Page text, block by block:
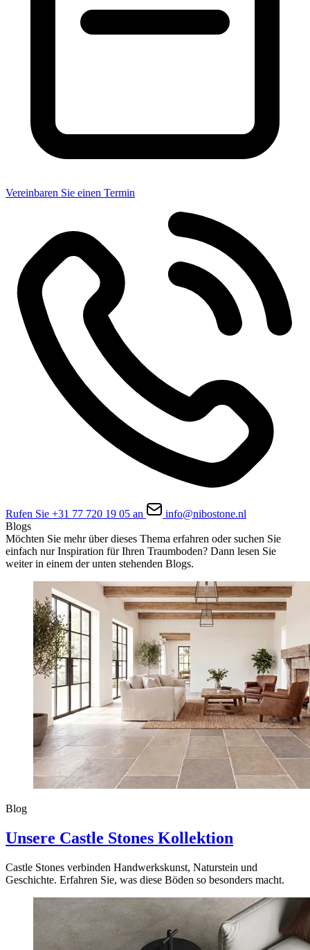
Vereinbaren Sie einen Termin
Rufen Sie +31 77 720 19 05 an
info@nibostone.nl
Blogs
Möchten Sie mehr über dieses Thema erfahren oder suchen Sie
einfach nur Inspiration für Ihren Traumboden? Dann lesen Sie
weiter in einem der unten stehenden Blogs.
Blog
Unsere Castle Stones Kollektion
Castle Stones verbinden Handwerkskunst, Naturstein und
Geschichte. Erfahren Sie, was diese Böden so besonders macht.